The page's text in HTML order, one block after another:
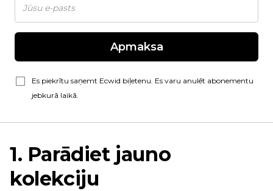
Apmaksa
Es piekrītu saņemt Ecwid biļetenu. Es varu anulēt abonementu
jebkurā laikā.
1. Parādiet jauno
kolekciju